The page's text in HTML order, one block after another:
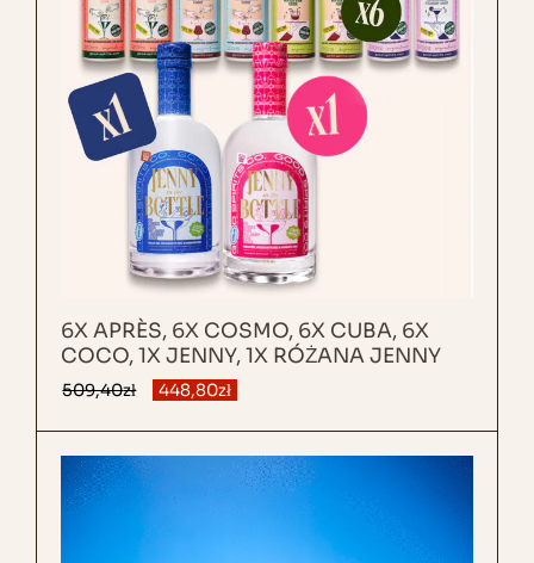
6X APRÈS, 6X COSMO, 6X CUBA, 6X
COCO, 1X JENNY, 1X RÓŻANA JENNY
509,40zł 448,80zł